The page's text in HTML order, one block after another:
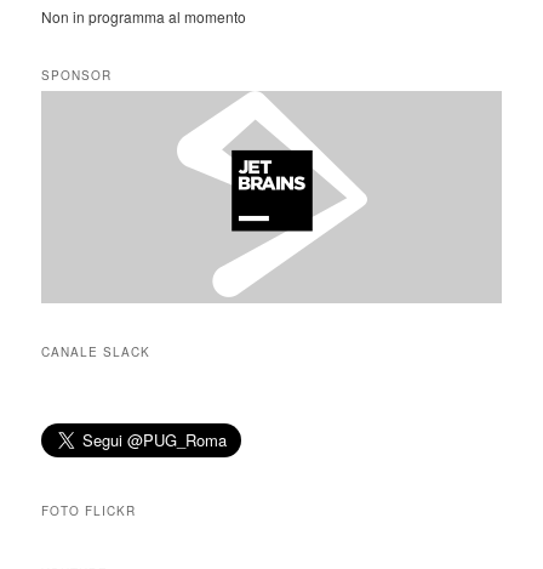
Non in programma al momento
SPONSOR
CANALE SLACK
FOTO FLICKR